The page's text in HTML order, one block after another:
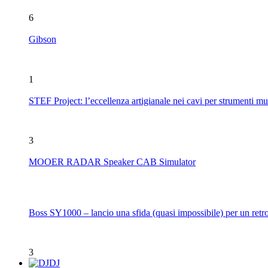
6
Gibson
1
STEF Project: l’eccellenza artigianale nei cavi per strumenti
3
MOOER RADAR Speaker CAB Simulator
Boss SY1000 – lancio una sfida (quasi impossibile) per un
3
DJ